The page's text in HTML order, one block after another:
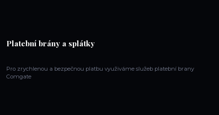
Platební brány a splátky
Pro zrychlenou a bezpečnou platbu využiváme služeb platební brany
Comgate